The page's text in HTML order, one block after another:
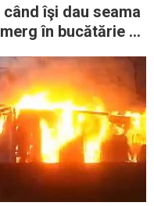
îşi dau seama
în bucătărie şi